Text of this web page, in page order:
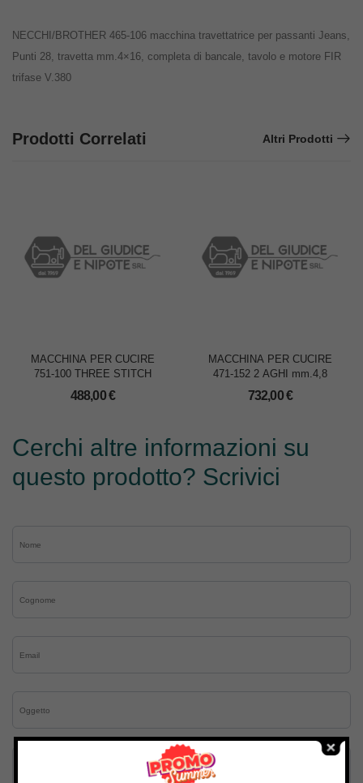
NECCHI/BROTHER 465-106 macchina travettatrice per passanti Jeans,
Punti 28, travetta mm.4×16, completa di bancale, tavolo e motore FIR
trifase V.380
Prodotti Correlati Altri Prodotti
MACCHINA PER CUCIRE
751-100 THREE STITCH
488,00€
MACCHINA PER CUCIRE
471-152 2 AGHI mm.4,8
732,00€
Cerchi altre informazioni su
questo prodotto? Scrivici